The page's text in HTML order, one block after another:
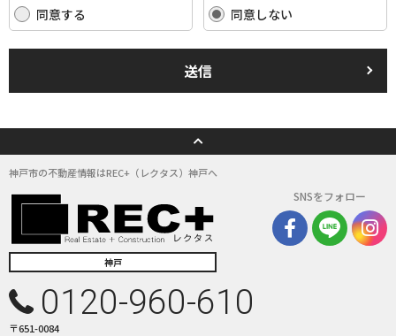
す。）の適正な保護を重大な責務と認識し、この責務を果たすために、次
法令を遵守し、適切に取り扱います。また、適宜取扱いの改善に努めま
す。
ます。また、取引先等に対しても適切にお客さま情報を取り扱うように要
(3) お客さま情報の収集に際しては、利用目的を特定して通知または公表
(4) お客さま情報の漏洩、紛失、改ざん等を防止するために必要な 対策を
講じて適切な管理を行います。
(5) 保有するお客さま情報について、お客さま本人からの開示、訂正、削
除、利用停止の依頼を所定の窓口でお受けして、誠意をもって対応いたし
具体的には、以下の内容に従ってお客さま情報の取り扱いをいたします。
３．お客様の情報の利用目的
同意する 同意しない
送信
神戸市の不動産情報はREC+（レクタス）神戸へ
神戸
SNSをフォロー
0120-960-610
〒651-0084